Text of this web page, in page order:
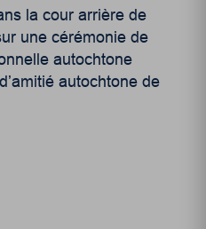
la cour arrière de
une cérémonie de
autochtone
autochtone de